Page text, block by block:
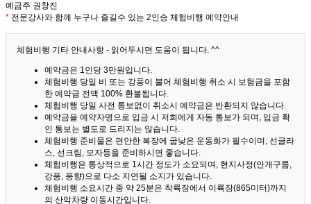
예금주 권창진
* 전문강사와 함께 누구나 즐길수 있는 2인승 체험비행 예약안내
체험비행 기타 안내사항 - 읽어두시면 도움이 됩니다. ^^
예약금은 1인당 3만원입니다.
체험비행 당일 비 또는 강풍이 불어 체험비행 취소 시 보험금을 포함
한 예약금 전액 100% 환불됩니다.
체험비행 당일 사전 통보없이 취소시 예약금은 반환되지 않습니다.
예약금을 예약자명으로 입금 시 저희에게 자동 통보가 되며, 입금 확
인 통보는 별도로 드리지는 않습니다.
체험비행 준비물은 편안한 복장에 굽낮은 운동화가 필수이며, 선글라
스, 선크림, 모자등을 준비하시면 좋습니다.
체험비행은 통상적으로 1시간 정도가 소요되며, 현지사정(안개구름,
강풍, 풍향)으로 다소 지연될 소지가 있습니다.
체험비행 소요시간 중 약 25분은 착륙장에서 이륙장(865미터)까지
의 산악차량 이동시간입니다.